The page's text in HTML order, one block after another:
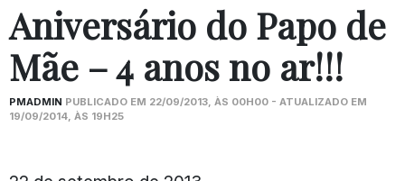
Aniversário do Papo de
Mãe – 4 anos no ar!!!
PMADMIN PUBLICADO EM 22/09/2013, ÀS 00H00 - ATUALIZADO EM
19/09/2014, ÀS 19H25